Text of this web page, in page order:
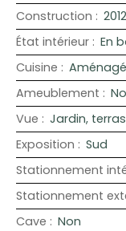
Construction : 2012
État intérieur : En
Cuisine :
Ameublement :
Vue : Jardin,
Exposition : Sud
Stationnement
Stationnement
Cave : Non